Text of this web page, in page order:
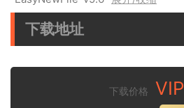
下载地址
下载价格 VIP